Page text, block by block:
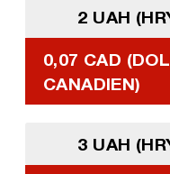
2 UAH
0,07 CAD
CANADIEN)
3 UAH